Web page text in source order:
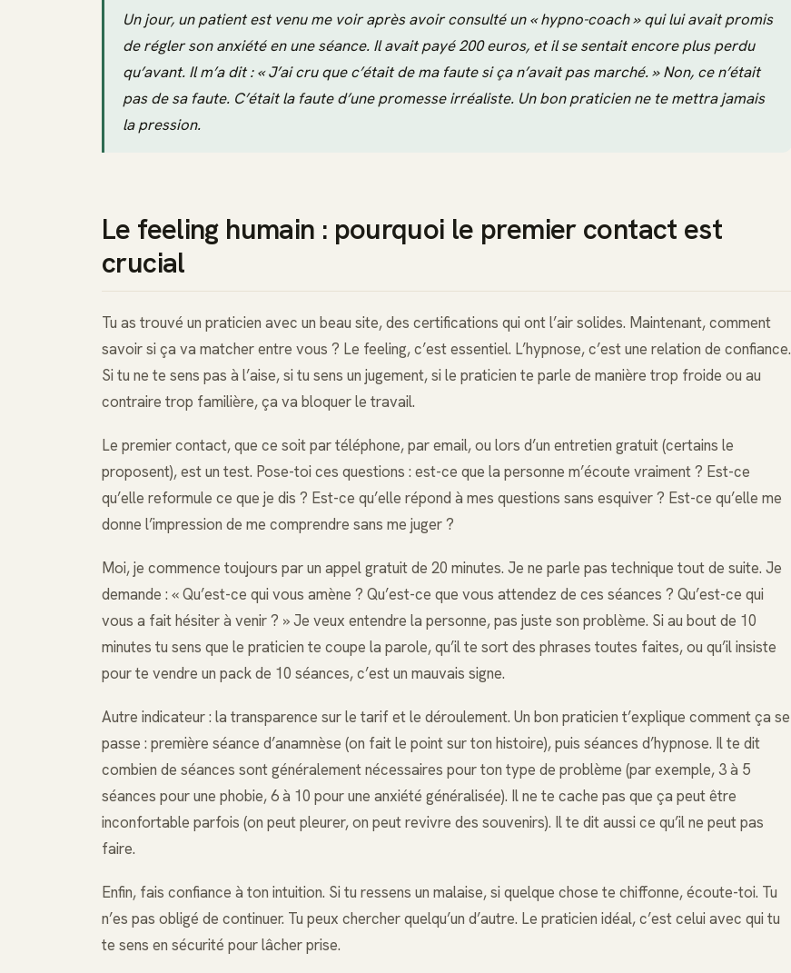
Un jour, un patient est venu me voir après avoir consulté un « hypno-coach » qui lui avait promis
de régler son anxiété en une séance. Il avait payé 200 euros, et il se sentait encore plus perdu
qu’avant. Il m’a dit : « J’ai cru que c’était de ma faute si ça n’avait pas marché. » Non, ce n’était
pas de sa faute. C’était la faute d’une promesse irréaliste. Un bon praticien ne te mettra jamais
la pression.
Le feeling humain : pourquoi le premier contact est
crucial
Tu as trouvé un praticien avec un beau site, des certifications qui ont l’air solides. Maintenant, comment
savoir si ça va matcher entre vous ? Le feeling, c’est essentiel. L’hypnose, c’est une relation de confiance.
Si tu ne te sens pas à l’aise, si tu sens un jugement, si le praticien te parle de manière trop froide ou au
contraire trop familière, ça va bloquer le travail.
Le premier contact, que ce soit par téléphone, par email, ou lors d’un entretien gratuit (certains le
proposent), est un test. Pose-toi ces questions : est-ce que la personne m’écoute vraiment ? Est-ce
qu’elle reformule ce que je dis ? Est-ce qu’elle répond à mes questions sans esquiver ? Est-ce qu’elle me
donne l’impression de me comprendre sans me juger ?
Moi, je commence toujours par un appel gratuit de 20 minutes. Je ne parle pas technique tout de suite. Je
demande : « Qu’est-ce qui vous amène ? Qu’est-ce que vous attendez de ces séances ? Qu’est-ce qui
vous a fait hésiter à venir ? » Je veux entendre la personne, pas juste son problème. Si au bout de 10
minutes tu sens que le praticien te coupe la parole, qu’il te sort des phrases toutes faites, ou qu’il insiste
pour te vendre un pack de 10 séances, c’est un mauvais signe.
Autre indicateur : la transparence sur le tarif et le déroulement. Un bon praticien t’explique comment ça se
passe : première séance d’anamnèse (on fait le point sur ton histoire), puis séances d’hypnose. Il te dit
combien de séances sont généralement nécessaires pour ton type de problème (par exemple, 3 à 5
séances pour une phobie, 6 à 10 pour une anxiété généralisée). Il ne te cache pas que ça peut être
inconfortable parfois (on peut pleurer, on peut revivre des souvenirs). Il te dit aussi ce qu’il ne peut pas
faire.
Enfin, fais confiance à ton intuition. Si tu ressens un malaise, si quelque chose te chiffonne, écoute-toi. Tu
n’es pas obligé de continuer. Tu peux chercher quelqu’un d’autre. Le praticien idéal, c’est celui avec qui tu
te sens en sécurité pour lâcher prise.